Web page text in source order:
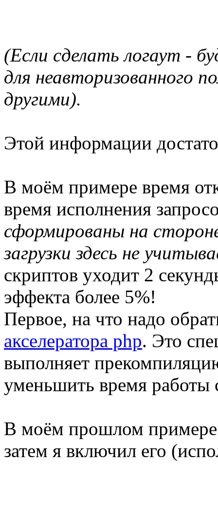
(Если сделать логаут -
для неавторизованного
другими).
Этой информации
В моём примере время
время исполнения
сформированы на
загрузки здесь не
скриптов уходит 2
эффекта более 5%!
Первое, на что надо
акселератора php. Это
выполняет
уменьшить время работы
В моём прошлом примере
затем я включил его